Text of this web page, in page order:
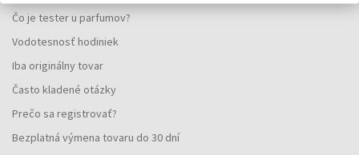
Čo je tester u parfumov?
Vodotesnosť hodiniek
Iba originálny tovar
Často kladené otázky
Prečo sa registrovať?
Bezplatná výmena tovaru do 30 dní